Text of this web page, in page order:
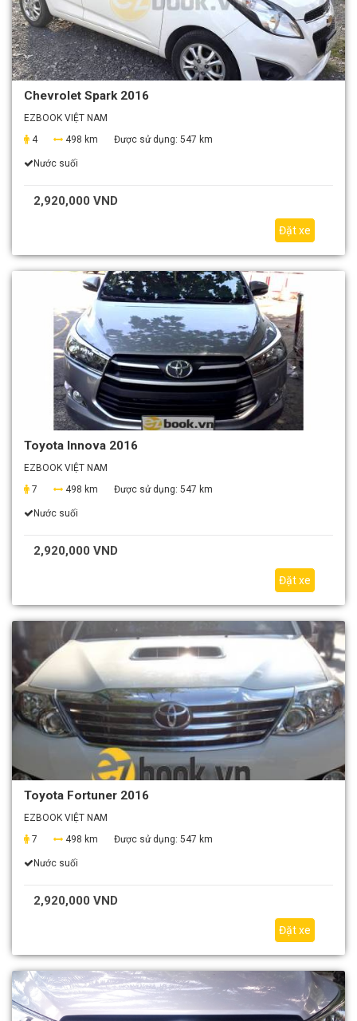
Chevrolet Spark 2016
EZBOOK VIỆT NAM
4
498 km Được sử dụng: 547 km
Nước suối
2,920,000 VND
Đặt xe
Toyota Innova 2016
EZBOOK VIỆT NAM
7
498 km Được sử dụng: 547 km
Nước suối
2,920,000 VND
Đặt xe
Toyota Fortuner 2016
EZBOOK VIỆT NAM
7
498 km Được sử dụng: 547 km
Nước suối
2,920,000 VND
Đặt xe